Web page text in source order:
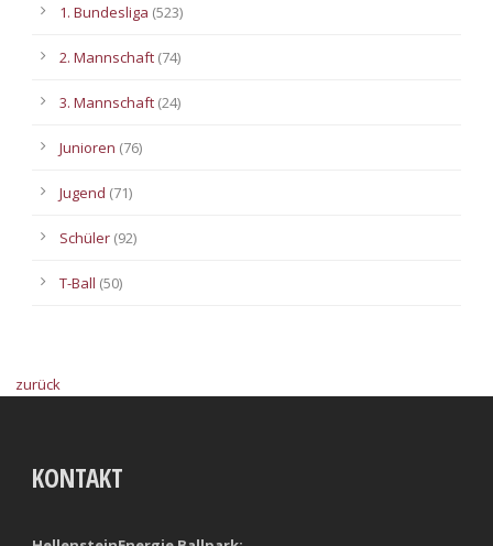
1. Bundesliga (523)
2. Mannschaft (74)
3. Mannschaft (24)
Junioren (76)
Jugend (71)
Schüler (92)
T-Ball (50)
zurück
KONTAKT